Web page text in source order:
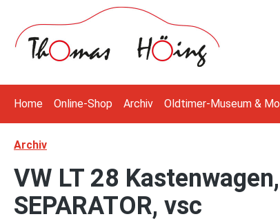
Hauptinhalt springen
Zur Suche springen
Zur Hauptnavigation springen
Home Online-Shop Archiv Oldtimer-Museum &
Archiv
VW LT 28
SEPARATOR, vsc